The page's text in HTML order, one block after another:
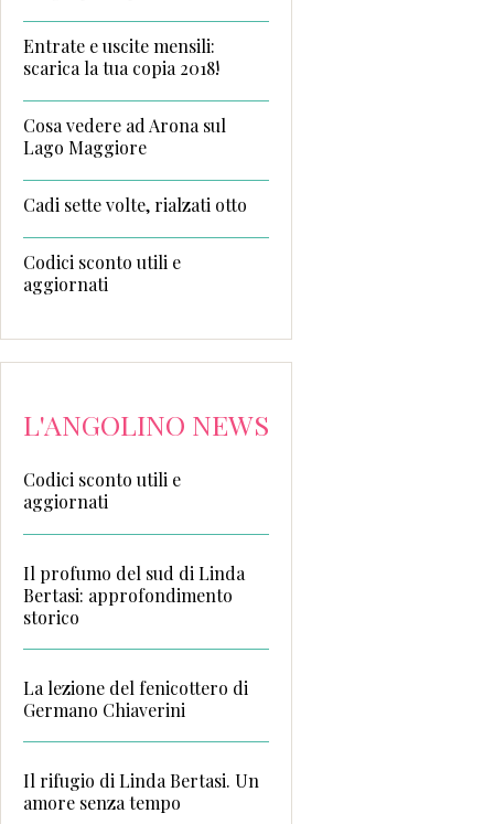
Entrate e uscite mensili:
scarica la tua copia 2018!
Cosa vedere ad Arona sul
Lago Maggiore
Cadi sette volte, rialzati otto
Codici sconto utili e
aggiornati
L'ANGOLINO NEWS
Codici sconto utili e
aggiornati
Il profumo del sud di Linda
Bertasi: approfondimento
storico
La lezione del fenicottero di
Germano Chiaverini
Il rifugio di Linda Bertasi. Un
amore senza tempo